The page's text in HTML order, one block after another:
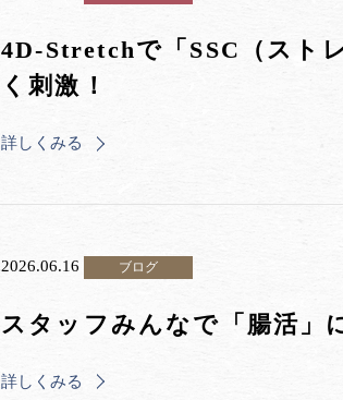
4D-Stretchで「SSC（スト
く刺激！
詳しくみる
2026.06.16 ブログ
スタッフみんなで「腸活」
詳しくみる